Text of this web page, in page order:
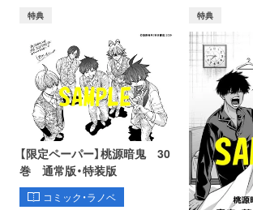
特典
【限定ペーパー】桃源暗鬼 30
巻 通常版・特装版
コミック・ラノベ
特典